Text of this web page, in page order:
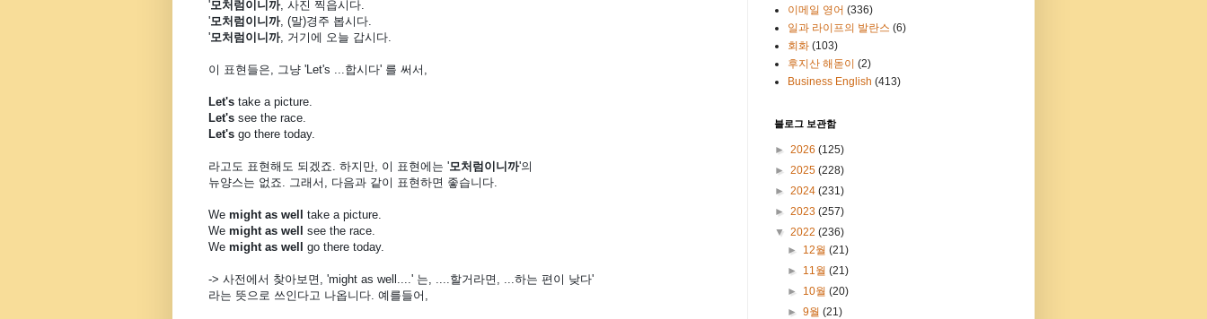
'모처럼이니까, 사진 찍읍시다.
'모처럼이니까, (말)경주 봅시다.
'모처럼이니까, 거기에 오늘 갑시다.
이 표현들은, 그냥 'Let's ...합시다' 를 써서,
Let's take a picture.
Let's see the race.
Let's go there today.
라고도 표현해도 되겠죠. 하지만, 이 표현에는 '모처럼이니까'의
뉴양스는 없죠. 그래서, 다음과 같이 표현하면 좋습니다.
We might as well take a picture.
We might as well see the race.
We might as well go there today.
-> 사전에서 찾아보면, 'might as well....' 는, ....할거라면, ...하는 편이 낮다'
라는 뜻으로 쓰인다고 나옵니다. 예를들어,
이메일 영어 (336)
일과 라이프의 발란스 (6)
회화 (103)
후지산 해돋이 (2)
Business English (413)
블로그 보관함
► 2026 (125)
► 2025 (228)
► 2024 (231)
► 2023 (257)
▼ 2022 (236)
► 12월(21)
► 11월(21)
► 10월(20)
►9월(21)